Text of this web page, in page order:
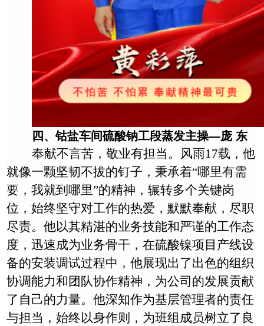
四、钴盐车间硫酸钠工段蒸发主操—庞 东
奉献不言苦，敬业有担当。风雨17载，他
就像一颗坚韧不拔的钉子，秉承着“哪里有需
要，我就到哪里”的精神，辗转多个关键岗
位，始终坚守对工作的热爱，默默奉献，尽职
尽责。他以其精湛的业务技能和严谨的工作态
度，迅速成为业务骨干，在硫酸镍项目产线设
备的安装调试过程中，他展现出了出色的组织
协调能力和团队协作精神，为公司的发展贡献
了自己的力量。他深知作为基层管理者的责任
与担当，始终以身作则，为班组成员树立了良